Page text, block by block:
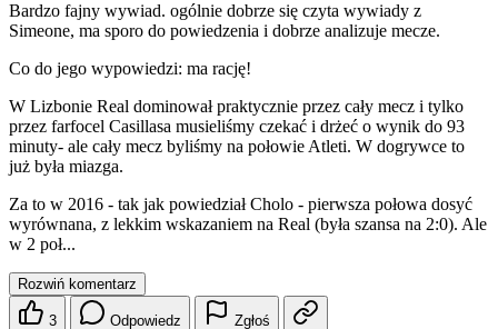
Bardzo fajny wywiad. ogólnie dobrze się czyta wywiady z
Simeone, ma sporo do powiedzenia i dobrze analizuje mecze.
Co do jego wypowiedzi: ma rację!
W Lizbonie Real dominował praktycznie przez cały mecz i tylko
przez farfocel Casillasa musieliśmy czekać i drżeć o wynik do 93
minuty- ale cały mecz byliśmy na połowie Atleti. W dogrywce to
już była miazga.
Za to w 2016 - tak jak powiedział Cholo - pierwsza połowa dosyć
wyrównana, z lekkim wskazaniem na Real (była szansa na 2:0). Ale
w 2 poł...
Rozwiń komentarz
3 Odpowiedz Zgłoś